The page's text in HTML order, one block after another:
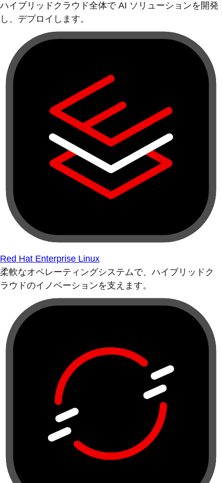
ハイブリッドクラウド全体で AI ソリューションを開発
し、デプロイします。
Red Hat Enterprise Linux
柔軟なオペレーティングシステムで、ハイブリッドク
ラウドのイノベーションを支えます。